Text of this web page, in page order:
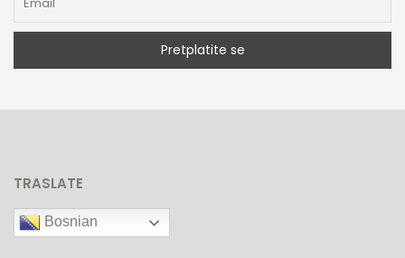
TRASLATE
Bosnian